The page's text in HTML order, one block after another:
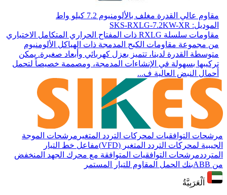
مقاوم عالي القدرة مغلف بالألومنيوم 7.2 كيلو واط
الموديل: SKS-RXLG-7.2KW-XR
مقاومات سلسلة RXLG ذات المفتاح الحراري المتكامل الاختياري
من مجموعة مقاومات الكبح المدمجة ذات الهياكل الألومنيوم
متوسطة القدرة لدينا، تتميز بعزل كهربائي وأبعاد صغيرة. يمكن
تركيبها بسهولة في الإنشاءات المدمجة، ومصممة خصيصاً لتحمل
أحمال النبض العالية ف...
مرشحات التوافقيات لمحركات التردد المتغير مرشحات الموجة
الجيبية لمحركات التردد المتغير (VFD)
مفاعل خط التيار
المترددمرشحات التوافقيات المتوافقة مع محرك الجهد المنخفض
من ABB
بنك الحمل المقاوم للتيار المستمر
اَلْعَرَبِيَّةُ